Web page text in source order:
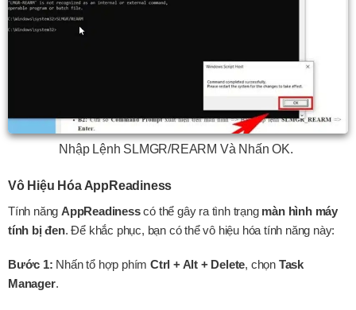
Nhập Lệnh SLMGR/REARM Và Nhấn OK.
Vô Hiệu Hóa AppReadiness
Tính năng AppReadinesscó thể gây ra tình trạng màn hình máy
tính bị đen. Để khắc phục, bạn có thể vô hiệu hóa tính năng này:
Bước 1: Nhấn tổ hợp phímCtrl + Alt + Delete, chọn Task
Manager.